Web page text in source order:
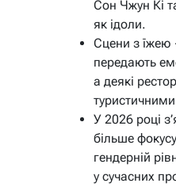
Сон Чжун Кі
як ідоли.
Сцени з
передають
а деякі
У 2026 році
більше
гендерній
у сучасних